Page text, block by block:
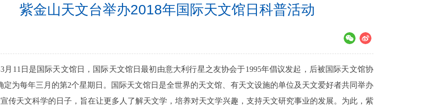
紫金山天文台举办2018年国际天文馆日科普活动
11日是国际天文馆日，国际天文馆日最初由意大利行星之友协会于1995年倡议发起，后被国际天文馆协
定为每年三月的第2个星期日。国际天文馆日是全世界的天文馆、有天文设施的单位及天文爱好者共同举办
传天文科学的日子，旨在让更多人了解天文学，培养对天文学兴趣，支持天文研究事业的发展。为此，紫